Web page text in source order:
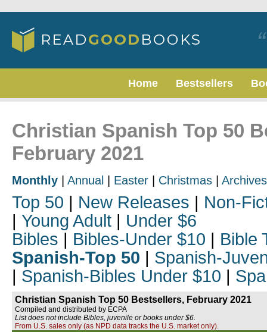
Home Bestsellers
Christian Spanish Top 50
February 2021
Monthly Annual Easter Christmas Archives
Top 50 | New Releases | Non-
| Young Adult | Under $6
Bibles | Bibles-Under $10 | Bible
Spanish-Top 50 | Spanish-
| Spanish-Bibles Under $10 |
Christian Spanish Top 50 Bestsellers, February 2021
Compiled and distributed by ECPA
List does not include Bibles, juvenile or books under $6.
From U.S. sales only (as NPD data tracks the U.S. market only).